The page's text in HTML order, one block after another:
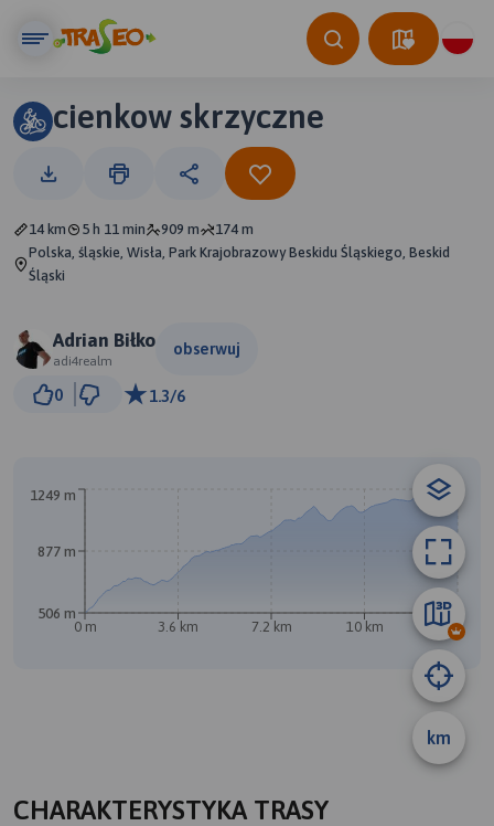
cienkow skrzyczne
14 km 5 h 11 min 909 m
174 m
Polska, śląskie, Wisła, Park Krajobrazowy Beskidu Śląskiego, Beskid
Śląski
Adrian Biłko
adi4realm
obserwuj
0 1.3/6
km
0 m 3.6 km 7.2 km 10 km 14 km
506 m
877 m
1249 m
CHARAKTERYSTYKA TRASY